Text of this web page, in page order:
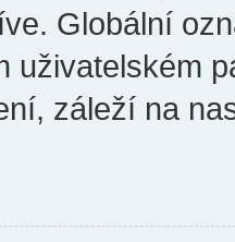
Globální
uživatelském
záleží na